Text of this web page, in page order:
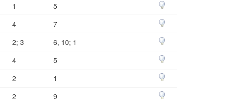
1
5
4
7
2; 3
6, 10; 1
4
5
2
1
2
9